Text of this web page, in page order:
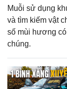
Muỗi sử dụng
và tìm kiếm vật
số mùi hương
chúng.